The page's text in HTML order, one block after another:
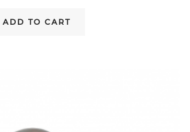
ADD TO CART